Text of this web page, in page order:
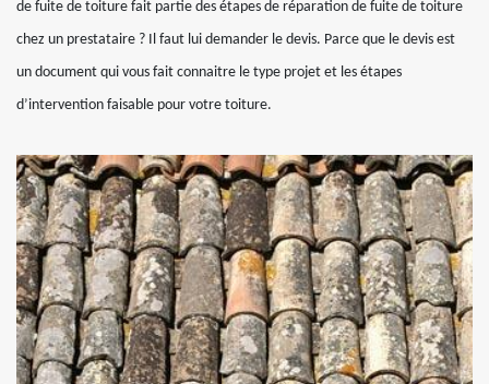
de fuite de toiture fait partie des étapes de réparation de fuite de toiture
chez un prestataire ? Il faut lui demander le devis. Parce que le devis est
un document qui vous fait connaitre le type projet et les étapes
d’intervention faisable pour votre toiture.